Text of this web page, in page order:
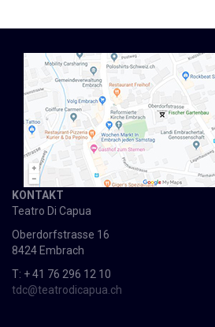
KONTAKT
Teatro Di Capua
Oberdorfstrasse 16
8424 Embrach
T: + 41 76 296 12 10
tdc@teatrodicapua.ch